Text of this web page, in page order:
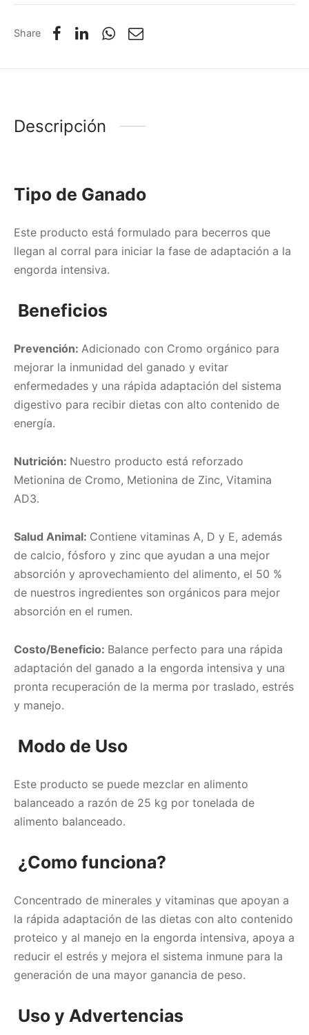
Share
Descripción
Tipo de Ganado
Este producto está formulado para becerros que
llegan al corral para iniciar la fase de adaptación a la
engorda intensiva.
Beneficios
Prevención: Adicionado con Cromo orgánico para
mejorar la inmunidad del ganado y evitar
enfermedades y una rápida adaptación del sistema
digestivo para recibir dietas con alto contenido de
energía.
Nutrición: Nuestro producto está reforzado
Metionina de Cromo, Metionina de Zinc, Vitamina
AD3.
Salud Animal: Contiene vitaminas A, D y E, además
de calcio, fósforo y zinc que ayudan a una mejor
absorción y aprovechamiento del alimento, el 50 %
de nuestros ingredientes son orgánicos para mejor
absorción en el rumen.
Costo/Beneficio: Balance perfecto para una rápida
adaptación del ganado a la engorda intensiva y una
pronta recuperación de la merma por traslado, estrés
y manejo.
Modo de Uso
Este producto se puede mezclar en alimento
balanceado a razón de 25 kg por tonelada de
alimento balanceado.
¿Como funciona?
Concentrado de minerales y vitaminas que apoyan a
la rápida adaptación de las dietas con alto contenido
proteico y al manejo en la engorda intensiva, apoya a
reducir el estrés y mejora el sistema inmune para la
generación de una mayor ganancia de peso.
Uso y Advertencias